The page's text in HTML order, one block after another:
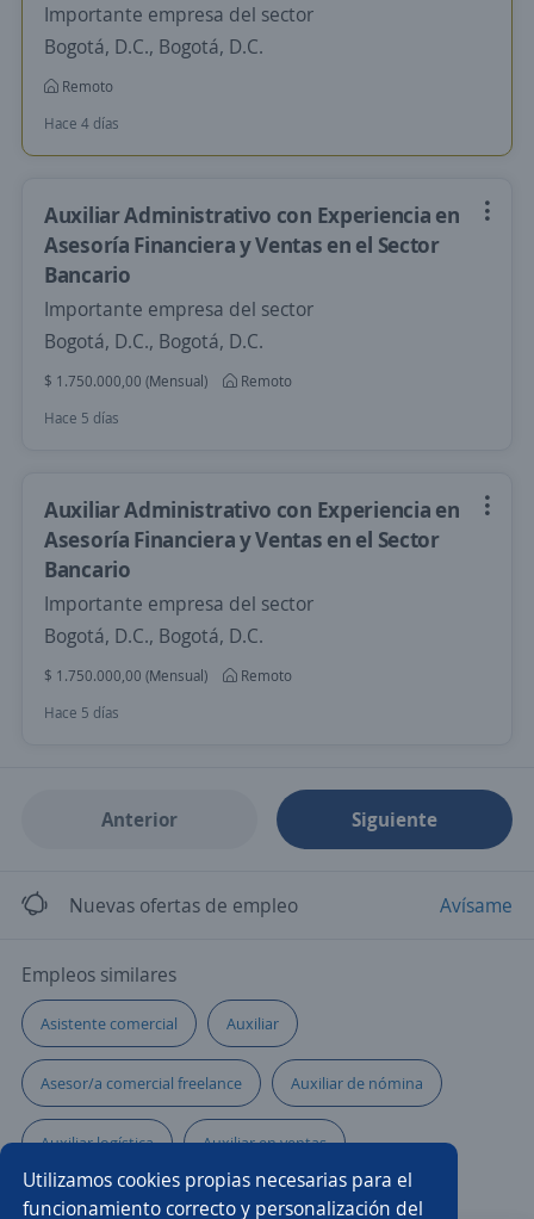
Utilizamos cookies propias necesarias para el
funcionamiento correcto y personalización del
Importante empresa del sector
Bogotá, D.C., Bogotá, D.C.
Remoto
Hace 4 días
Auxiliar Administrativo con Experiencia en
Asesoría Financiera y Ventas en el Sector
Bancario
Importante empresa del sector
Bogotá, D.C., Bogotá, D.C.
$ 1.750.000,00 (Mensual)
Remoto
Hace 5 días
Auxiliar Administrativo con Experiencia en
Asesoría Financiera y Ventas en el Sector
Bancario
Importante empresa del sector
Bogotá, D.C., Bogotá, D.C.
$ 1.750.000,00 (Mensual)
Remoto
Hace 5 días
Anterior Siguiente
Nuevas ofertas de empleo Avísame
Empleos similares
Asistente comercial Auxiliar
Asesor/a comercial freelance Auxiliar de nómina
Auxiliar logística Auxiliar en ventas
Auxiliar servicio al cliente Auxiliar de logística